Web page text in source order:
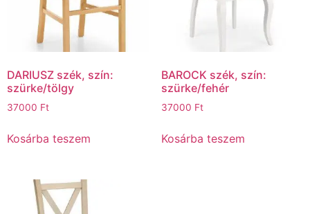
DARIUSZ szék, szín:
szürke/tölgy
37000 Ft
Kosárba teszem
BAROCK szék, szín:
szürke/fehér
37000 Ft
Kosárba teszem